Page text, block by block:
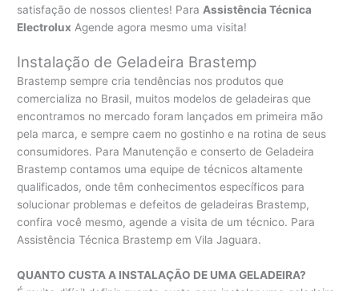
satisfação de nossos clientes! Para Assistência Técnica
Electrolux Agende agora mesmo uma visita!
Instalação de Geladeira Brastemp
Brastemp sempre cria tendências nos produtos que
comercializa no Brasil, muitos modelos de geladeiras que
encontramos no mercado foram lançados em primeira mão
pela marca, e sempre caem no gostinho e na rotina de seus
consumidores. Para Manutenção e conserto de Geladeira
Brastemp contamos uma equipe de técnicos altamente
qualificados, onde têm conhecimentos específicos para
solucionar problemas e defeitos de geladeiras Brastemp,
confira você mesmo, agende a visita de um técnico. Para
Assistência Técnica Brastemp em Vila Jaguara.
QUANTO CUSTA A INSTALAÇÃO DE UMA GELADEIRA?